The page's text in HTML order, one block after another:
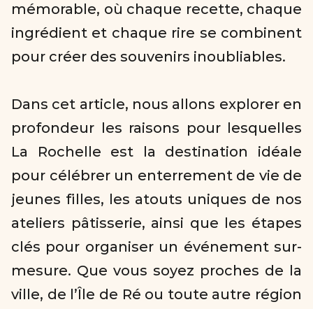
mémorable, où chaque recette, chaque
ingrédient et chaque rire se combinent
pour créer des souvenirs inoubliables.
Dans cet article, nous allons explorer en
profondeur les raisons pour lesquelles
La Rochelle est la destination idéale
pour célébrer un enterrement de vie de
jeunes filles, les atouts uniques de nos
ateliers pâtisserie, ainsi que les étapes
clés pour organiser un événement sur-
mesure. Que vous soyez proches de la
ville, de l’Île de Ré ou toute autre région